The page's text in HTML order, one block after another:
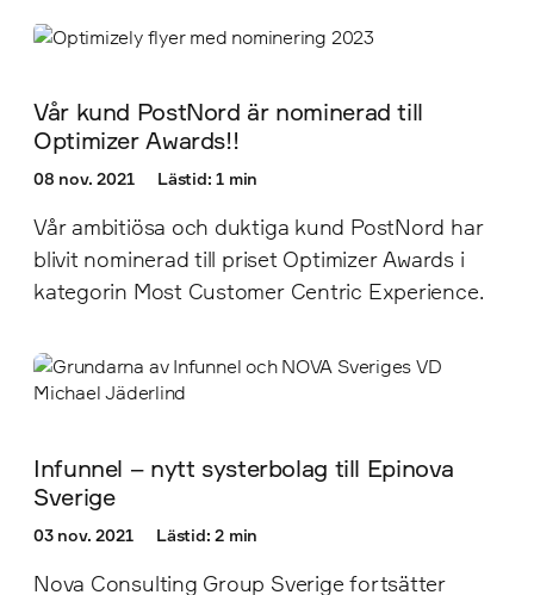
Vår kund PostNord är nominerad till
Optimizer Awards!!
08 nov. 2021 Lästid: 1 min
Vår ambitiösa och duktiga kund PostNord har
blivit nominerad till priset Optimizer Awards i
kategorin Most Customer Centric Experience.
Infunnel – nytt systerbolag till Epinova
Sverige
03 nov. 2021 Lästid: 2 min
Nova Consulting Group Sverige fortsätter